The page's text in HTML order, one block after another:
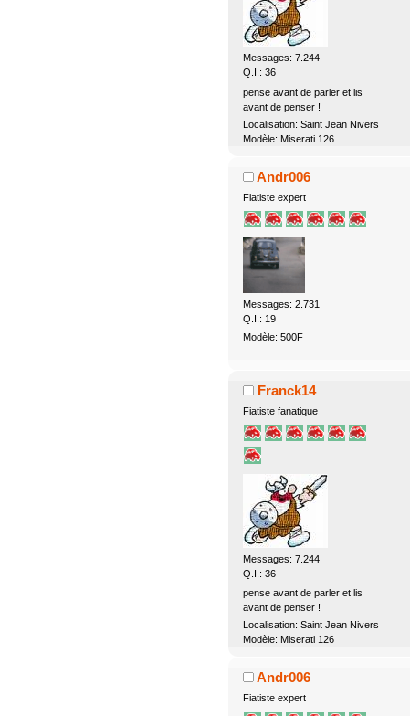
Messages: 7.244
Q.I.: 36
pense avant de parler et lis
avant de penser !
Localisation: Saint Jean Nivers
Modèle: Miserati 126
Andr006
Fiatiste expert
Messages: 2.731
Q.I.: 19
Modèle: 500F
Franck14
Fiatiste fanatique
Messages: 7.244
Q.I.: 36
pense avant de parler et lis
avant de penser !
Localisation: Saint Jean Nivers
Modèle: Miserati 126
Andr006
Fiatiste expert